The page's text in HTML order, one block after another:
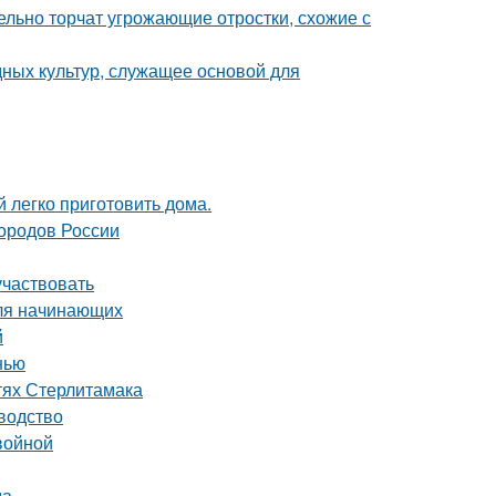
торчат угрожающие отростки, схожие с
культур, служащее основой для
приготовить дома.
России
начинающих
Стерлитамака